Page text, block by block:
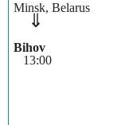
Minsk, Belarus
⇓
Bihov
13:00